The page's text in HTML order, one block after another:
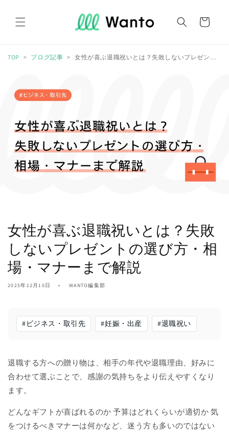
進む
ー
TOP ブログ記事 女性が喜ぶ退職祝いとは？失敗しないプレゼントの選び方・相場・マナーまで解説
女性が喜ぶ退職祝いとは？失敗
しないプレゼントの選び方・相
場・マナーまで解説
2025年12月10日 WANTO編集部
#ビジネス・取引先 #妊娠・出産 #退職祝い
退職する方への贈り物は、相手の年代や退職理由、好みに
合わせて選ぶことで、感謝の気持ちをより伝えやすくなり
ます。
どんなギフトが喜ばれるのか 予算はどれくらいが適切か 気
をつけるべきマナーは何かなど、迷う方も多いのではない